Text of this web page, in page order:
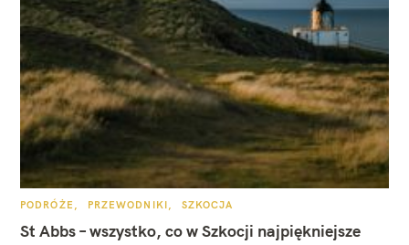
K
T
E
PODRÓŻE PRZEWODNIKI SZKOCJA
St Abbs – wszystko, co w Szkocji najpiękniejsze